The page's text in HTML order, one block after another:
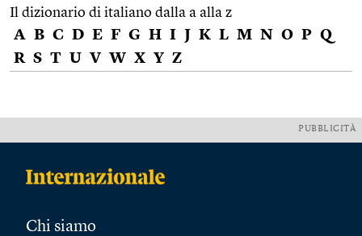
Il dizionario di italiano dalla a alla z
A B C D E F G H I J K L M N O P Q
R S T U V W X Y Z
PUBBLICITÀ
Chi siamo